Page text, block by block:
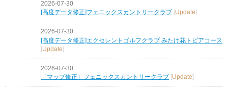
2026-07-30
[高度データ修正]フェニックスカントリークラブ
Update
2026-07-30
[高度データ修正]エクセレントゴルフクラブ みたけ花トピアコース
[Update]
2026-07-30
［マップ修正］フェニックスカントリークラブ [Update]